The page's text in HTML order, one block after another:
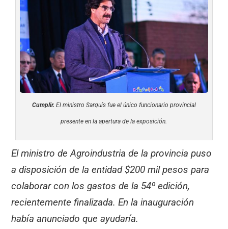
Cumplir. El ministro Sarquís fue el único funcionario provincial
presente en la apertura de la exposición.
El ministro de Agroindustria de la provincia puso
a disposición de la entidad $200 mil pesos para
colaborar con los gastos de la 54º edición,
recientemente finalizada. En la inauguración
había anunciado que ayudaría.